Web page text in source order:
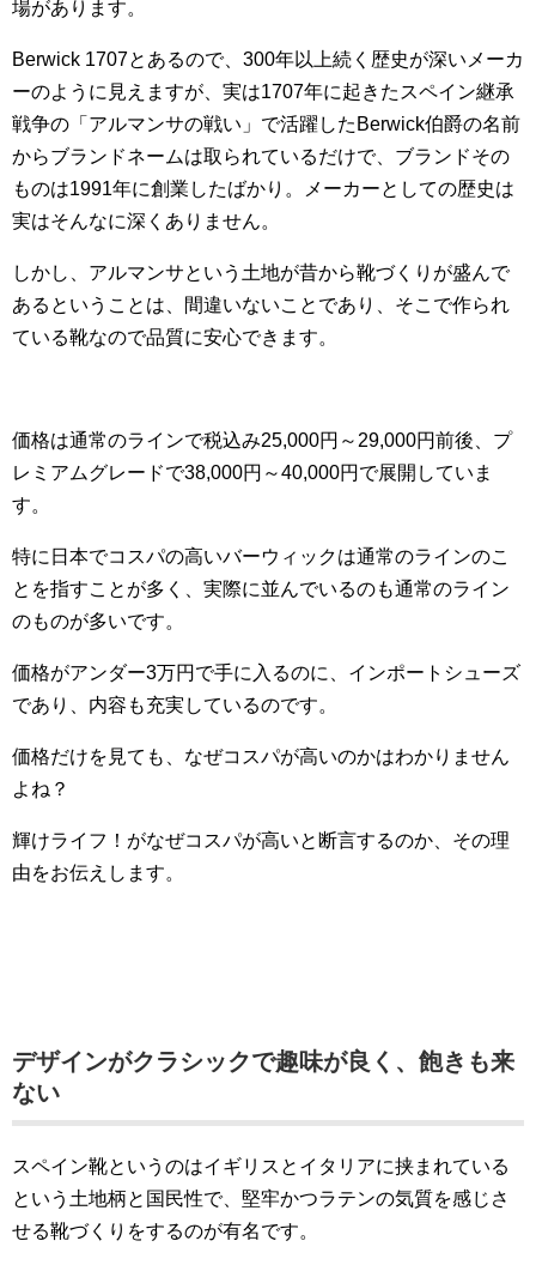
場があります。
Berwick 1707とあるので、300年以上続く歴史が深いメーカ
ーのように見えますが、実は1707年に起きたスペイン継承
戦争の「アルマンサの戦い」で活躍したBerwick伯爵の名前
からブランドネームは取られているだけで、ブランドその
ものは1991年に創業したばかり。メーカーとしての歴史は
実はそんなに深くありません。
しかし、アルマンサという土地が昔から靴づくりが盛んで
あるということは、間違いないことであり、そこで作られ
ている靴なので品質に安心できます。
価格は通常のラインで税込み25,000円～29,000円前後、プ
レミアムグレードで38,000円～40,000円で展開していま
す。
特に日本でコスパの高いバーウィックは通常のラインのこ
とを指すことが多く、実際に並んでいるのも通常のライン
のものが多いです。
価格がアンダー3万円で手に入るのに、インポートシューズ
であり、内容も充実しているのです。
価格だけを見ても、なぜコスパが高いのかはわかりません
よね？
輝けライフ！がなぜコスパが高いと断言するのか、その理
由をお伝えします。
デザインがクラシックで趣味が良く、飽きも来
ない
スペイン靴というのはイギリスとイタリアに挟まれている
という土地柄と国民性で、堅牢かつラテンの気質を感じさ
せる靴づくりをするのが有名です。